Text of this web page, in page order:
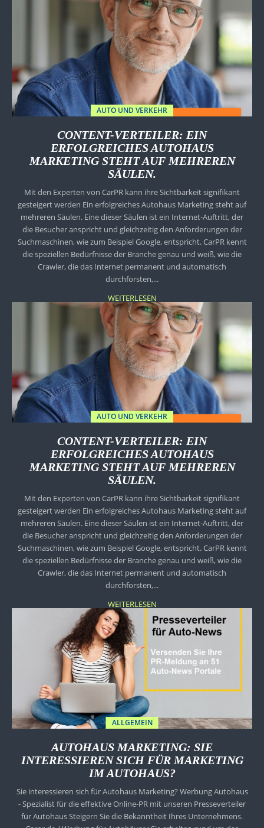
AUTO UND VERKEHR
CONTENT-VERTEILER: EIN
ERFOLGREICHES AUTOHAUS
MARKETING STEHT AUF MEHREREN
SÄULEN.
Mit den Experten von CarPR kann ihre Sichtbarkeit signifikant
gesteigert werden Ein erfolgreiches Autohaus Marketing steht auf
mehreren Säulen. Eine dieser Säulen ist ein Internet-Auftritt, der
die Besucher anspricht und gleichzeitig den Anforderungen der
Suchmaschinen, wie zum Beispiel Google, entspricht. CarPR kennt
die speziellen Bedürfnisse der Branche genau und weiß, wie die
Crawler, die das Internet permanent und automatisch
durchforsten,...
WEITERLESEN
AUTO UND VERKEHR
CONTENT-VERTEILER: EIN
ERFOLGREICHES AUTOHAUS
MARKETING STEHT AUF MEHREREN
SÄULEN.
Mit den Experten von CarPR kann ihre Sichtbarkeit signifikant
gesteigert werden Ein erfolgreiches Autohaus Marketing steht auf
mehreren Säulen. Eine dieser Säulen ist ein Internet-Auftritt, der
die Besucher anspricht und gleichzeitig den Anforderungen der
Suchmaschinen, wie zum Beispiel Google, entspricht. CarPR kennt
die speziellen Bedürfnisse der Branche genau und weiß, wie die
Crawler, die das Internet permanent und automatisch
durchforsten,...
WEITERLESEN
ALLGEMEIN
AUTOHAUS MARKETING: SIE
INTERESSIEREN SICH FÜR MARKETING
IM AUTOHAUS?
Sie interessieren sich für Autohaus Marketing? Werbung Autohaus
- Spezialist für die effektive Online-PR mit unseren Presseverteiler
für Autohaus Steigern Sie die Bekanntheit Ihres Unternehmens.